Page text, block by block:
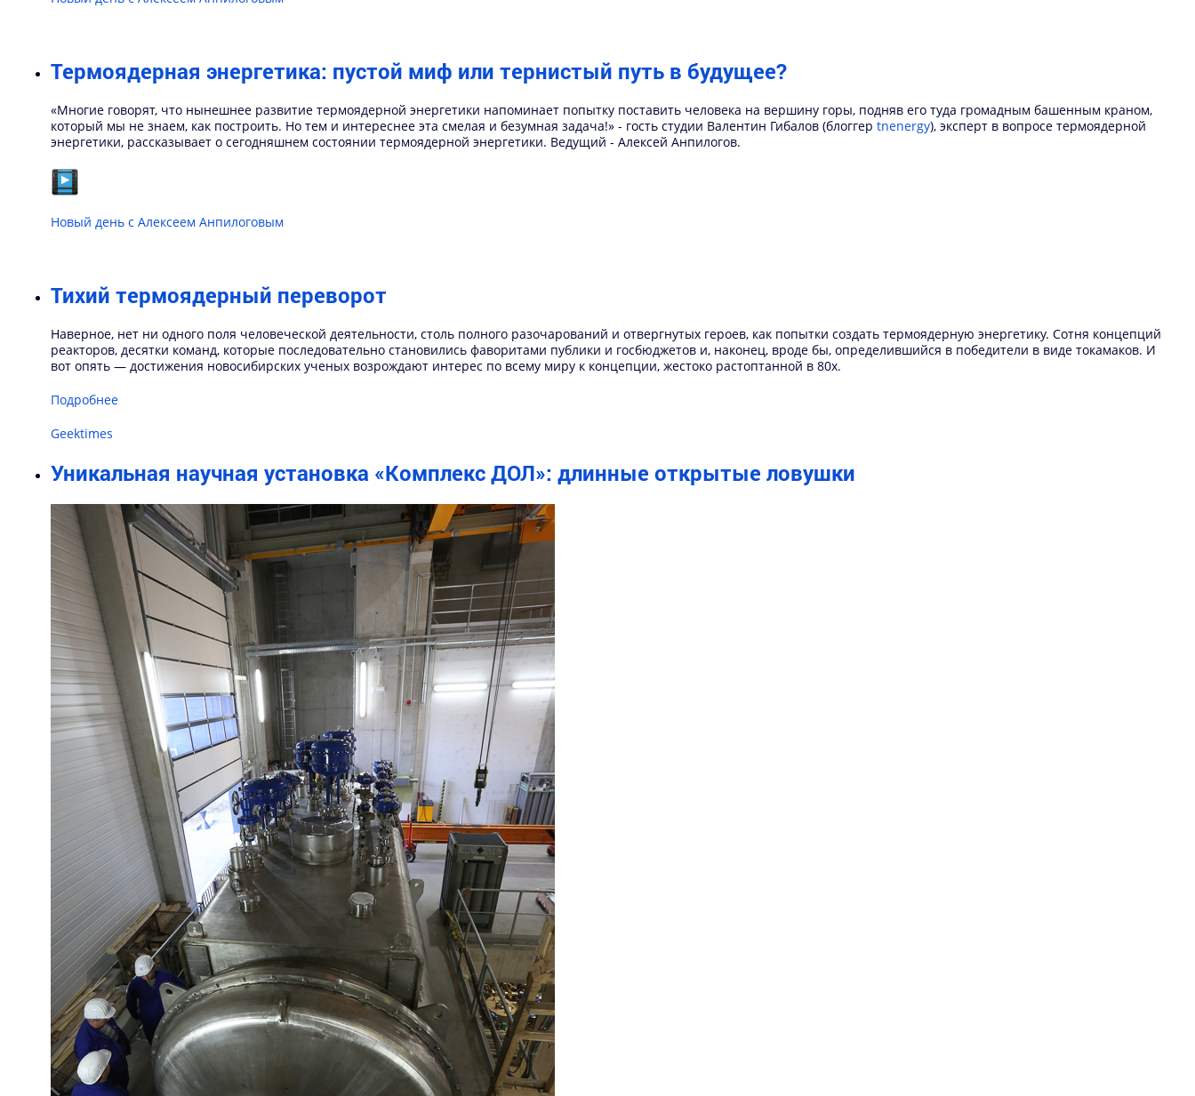
Термоядерная энергетика: пустой миф или тернистый путь в будущее?
«Многие говорят, что нынешнее развитие термоядерной энергетики напоминает попытку поставить человека на вершину горы, подняв его туда громадным башенным краном,
который мы не знаем, как построить. Но тем и интереснее эта смелая и безумная задача!» - гость студии Валентин Гибалов (блоггер tnenergy), эксперт в вопросе термоядерной
энергетики, рассказывает о сегодняшнем состоянии термоядерной энергетики. Ведущий - Алексей Анпилогов.
Новый день с Алексеем Анпилоговым
Тихий термоядерный переворот
Наверное, нет ни одного поля человеческой деятельности, столь полного разочарований и отвергнутых героев, как попытки создать термоядерную энергетику. Сотня концепций
реакторов, десятки команд, которые последовательно становились фаворитами публики и госбюджетов и, наконец, вроде бы, определившийся в победители в виде токамаков. И
вот опять — достижения новосибирских ученых возрождают интерес по всему миру к концепции, жестоко растоптанной в 80х.
Подробнее
Geektimes
Уникальная научная установка «Комплекс ДОЛ»: длинные открытые ловушки